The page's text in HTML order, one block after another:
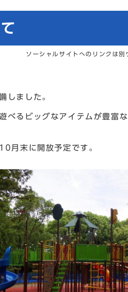
ソーシャルサイトへのリンクは別
しました。
るビッグなアイテムが豊富
月末に開放予定です。